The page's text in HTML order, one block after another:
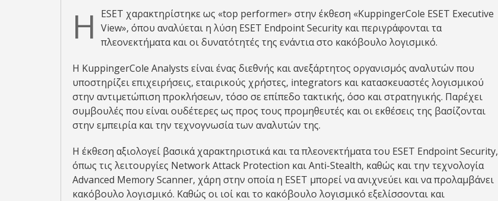
Η
ESET χαρακτηρίστηκε ως «top performer» στην έκθεση «KuppingerCole ESET Executive
View», όπου αναλύεται η λύση ESET Endpoint Security και περιγράφονται τα
πλεονεκτήματα και οι δυνατότητές της ενάντια στο κακόβουλο λογισμικό.
Η KuppingerCole Analysts είναι ένας διεθνής και ανεξάρτητος οργανισμός αναλυτών που
υποστηρίζει επιχειρήσεις, εταιρικούς χρήστες, integrators και κατασκευαστές λογισμικού
στην αντιμετώπιση προκλήσεων, τόσο σε επίπεδο τακτικής, όσο και στρατηγικής. Παρέχει
συμβουλές που είναι ουδέτερες ως προς τους προμηθευτές και οι εκθέσεις της βασίζονται
στην εμπειρία και την τεχνογνωσία των αναλυτών της.
Η έκθεση αξιολογεί βασικά χαρακτηριστικά και τα πλεονεκτήματα του ESET Endpoint Security,
όπως τις λειτουργίες Network Attack Protection και Anti-Stealth, καθώς και την τεχνολογία
Advanced Memory Scanner, χάρη στην οποία η ESET μπορεί να ανιχνεύει και να προλαμβάνει
κακόβουλο λογισμικό. Καθώς οι ιοί και το κακόβουλο λογισμικό εξελίσσονται και